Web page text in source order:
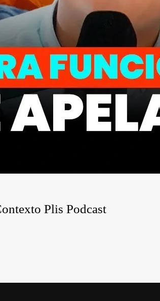
Plis Podcast